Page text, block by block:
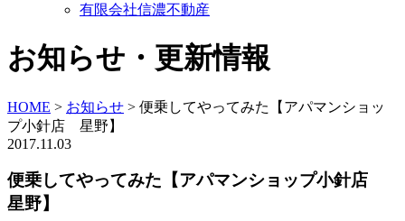
有限会社信濃不動産
お知らせ・更新情報
HOME > お知らせ > 便乗してやってみた【アパマンショッ
プ小針店 星野】
2017.11.03
便乗してやってみた【アパマンショップ小針店
星野】